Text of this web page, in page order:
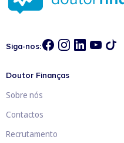
Siga-nos:
Doutor Finanças
Sobre nós
Contactos
Recrutamento